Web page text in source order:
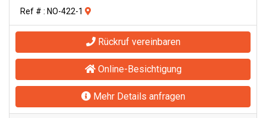
Ref # : NO-422-1
Rückruf vereinbaren
Online-Besichtigung
Mehr Details anfragen